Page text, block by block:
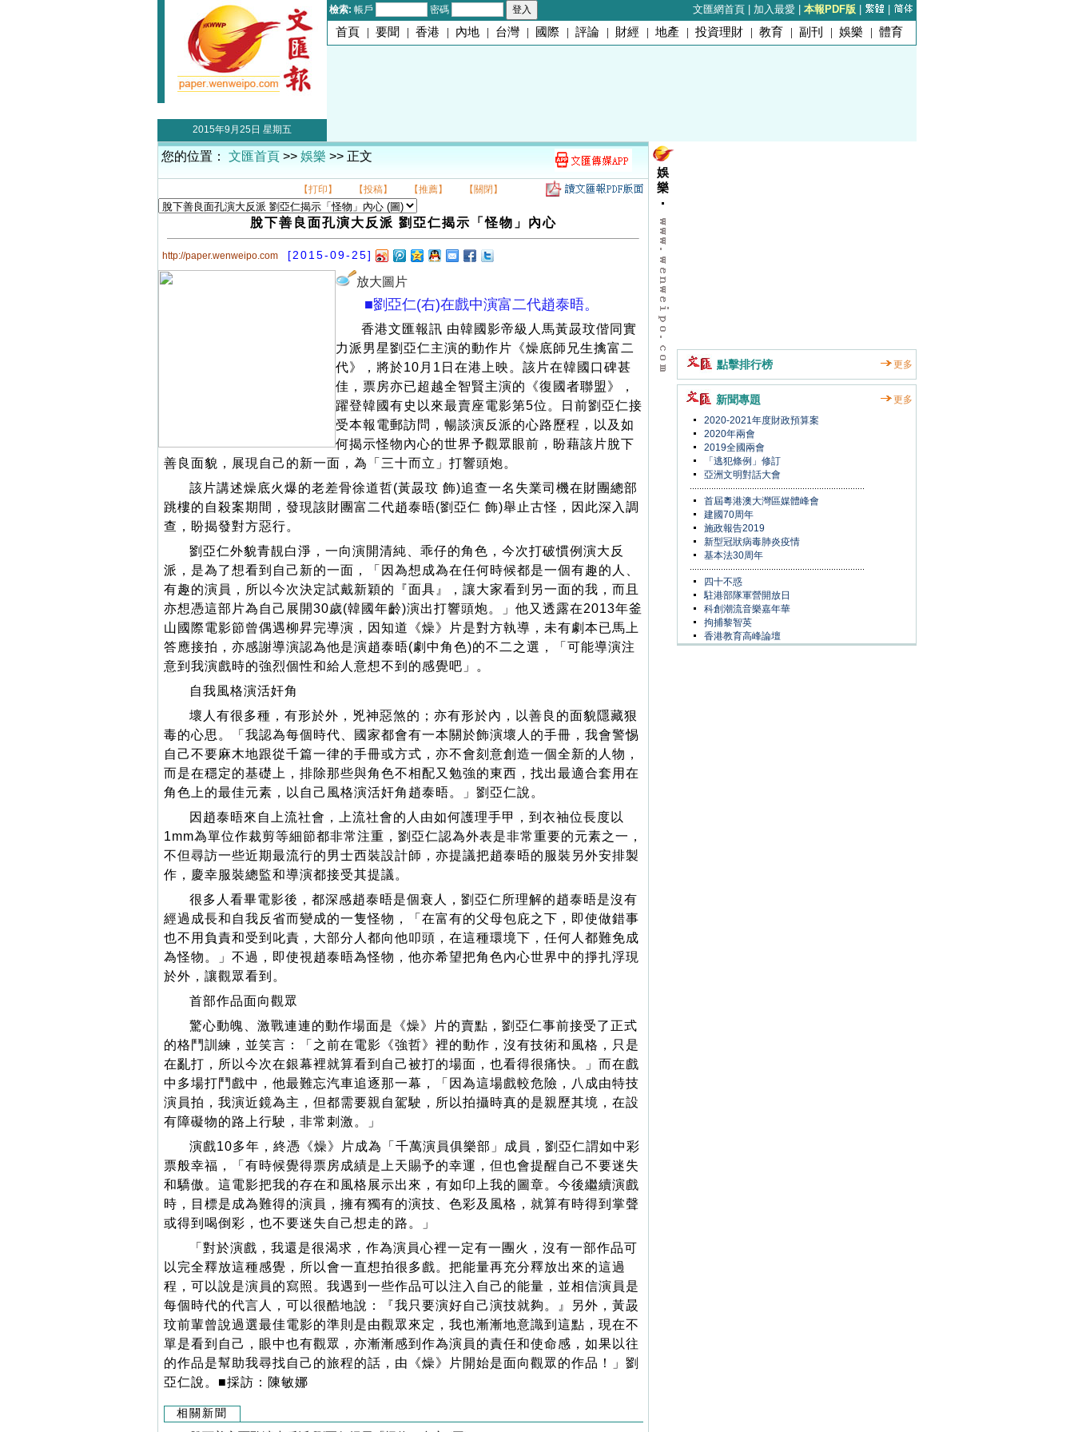
檢索: 帳戶 密碼 文匯網首頁 加入最愛 本報PDF版
首頁 | 要聞 | 香港 | 內地 | 台灣 | 國際 | 評論 | 財經 | 地產 | 投資理財 | 教育 | 副刊 | 娛樂 | 體育
2015年9月25日 星期五
您的位置： 文匯首頁 >> 娛樂 >> 正文
【打印】 【投稿】 【推薦】 【關閉】
脫下善良面孔演大反派 劉亞仁揭示「怪物」內心
http://paper.wenweipo.com [2015-09-25]
放大圖片
■劉亞仁(右)在戲中演富二代趙泰晤。
香港文匯報訊 由韓國影帝級人馬黃晸玟偕同實
力派男星劉亞仁主演的動作片《燥底師兄生擒富二
代》，將於10月1日在港上映。該片在韓國口碑甚
佳，票房亦已超越全智賢主演的《復國者聯盟》，
躍登韓國有史以來最賣座電影第5位。日前劉亞仁接
受本報電郵訪問，暢談演反派的心路歷程，以及如
何揭示怪物內心的世界予觀眾眼前，盼藉該片脫下
善良面貌，展現自己的新一面，為「三十而立」打響頭炮。
該片講述燥底火爆的老差骨徐道哲(黃晸玟 飾)追查一名失業司機在財團總部
跳樓的自殺案期間，發現該財團富二代趙泰晤(劉亞仁 飾)舉止古怪，因此深入調
查，盼揭發對方惡行。
劉亞仁外貌青靚白淨，一向演開清純、乖仔的角色，今次打破慣例演大反
派，是為了想看到自己新的一面，「因為想成為在任何時候都是一個有趣的人、
有趣的演員，所以今次決定試戴新穎的『面具』，讓大家看到另一面的我，而且
亦想憑這部片為自己展開30歲(韓國年齡)演出打響頭炮。」他又透露在2013年釜
山國際電影節曾偶遇柳昇完導演，因知道《燥》片是對方執導，未有劇本已馬上
答應接拍，亦感謝導演認為他是演趙泰晤(劇中角色)的不二之選，「可能導演注
意到我演戲時的強烈個性和給人意想不到的感覺吧」。
自我風格演活奸角
壞人有很多種，有形於外，兇神惡煞的；亦有形於內，以善良的面貌隱藏狠
毒的心思。「我認為每個時代、國家都會有一本關於飾演壞人的手冊，我會警惕
自己不要麻木地跟從千篇一律的手冊或方式，亦不會刻意創造一個全新的人物，
而是在穩定的基礎上，排除那些與角色不相配又勉強的東西，找出最適合套用在
角色上的最佳元素，以自己風格演活奸角趙泰晤。」劉亞仁說。
因趙泰晤來自上流社會，上流社會的人由如何護理手甲，到衣袖位長度以
1mm為單位作裁剪等細節都非常注重，劉亞仁認為外表是非常重要的元素之一，
不但尋訪一些近期最流行的男士西裝設計師，亦提議把趙泰晤的服裝另外安排製
作，慶幸服裝總監和導演都接受其提議。
很多人看畢電影後，都深感趙泰晤是個衰人，劉亞仁所理解的趙泰晤是沒有
經過成長和自我反省而變成的一隻怪物，「在富有的父母包庇之下，即使做錯事
也不用負責和受到叱責，大部分人都向他叩頭，在這種環境下，任何人都難免成
為怪物。」不過，即使視趙泰晤為怪物，他亦希望把角色內心世界中的掙扎浮現
於外，讓觀眾看到。
首部作品面向觀眾
驚心動魄、激戰連連的動作場面是《燥》片的賣點，劉亞仁事前接受了正式
的格鬥訓練，並笑言：「之前在電影《強哲》裡的動作，沒有技術和風格，只是
在亂打，所以今次在銀幕裡就算看到自己被打的場面，也看得很痛快。」而在戲
中多場打鬥戲中，他最難忘汽車追逐那一幕，「因為這場戲較危險，八成由特技
演員拍，我演近鏡為主，但都需要親自駕駛，所以拍攝時真的是親歷其境，在設
有障礙物的路上行駛，非常刺激。」
演戲10多年，終憑《燥》片成為「千萬演員俱樂部」成員，劉亞仁謂如中彩
票般幸福，「有時候覺得票房成績是上天賜予的幸運，但也會提醒自己不要迷失
和驕傲。這電影把我的存在和風格展示出來，有如印上我的圖章。今後繼續演戲
時，目標是成為難得的演員，擁有獨有的演技、色彩及風格，就算有時得到掌聲
或得到喝倒彩，也不要迷失自己想走的路。」
「對於演戲，我還是很渴求，作為演員心裡一定有一團火，沒有一部作品可
以完全釋放這種感覺，所以會一直想拍很多戲。把能量再充分釋放出來的這過
程，可以說是演員的寫照。我遇到一些作品可以注入自己的能量，並相信演員是
每個時代的代言人，可以很酷地說：『我只要演好自己演技就夠。』另外，黃晸
玟前輩曾說過選最佳電影的準則是由觀眾來定，我也漸漸地意識到這點，現在不
單是看到自己，眼中也有觀眾，亦漸漸感到作為演員的責任和使命感，如果以往
的作品是幫助我尋找自己的旅程的話，由《燥》片開始是面向觀眾的作品！」劉
亞仁說。■採訪：陳敏娜
相關新聞
娛
樂
點擊排行榜 更多
新聞專題
更多
2020-2021年度財政預算案
2020年兩會
2019全國兩會
「逃犯條例」修訂
亞洲文明對話大會
首屆粵港澳大灣區媒體峰會
建國70周年
施政報告2019
新型冠狀病毒肺炎疫情
基本法30周年
四十不惑
駐港部隊軍營開放日
科創潮流音樂嘉年華
拘捕黎智英
香港教育高峰論壇